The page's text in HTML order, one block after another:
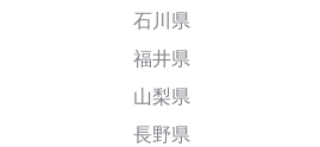
石川県
福井県
山梨県
長野県